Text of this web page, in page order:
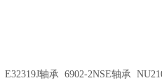
E32319J轴承 6902-2NSE轴承